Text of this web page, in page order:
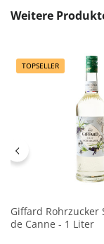
Produktgalerie
Weitere
TOPSELLER
Giffard Rohrzucker
de Canne - 1 Liter